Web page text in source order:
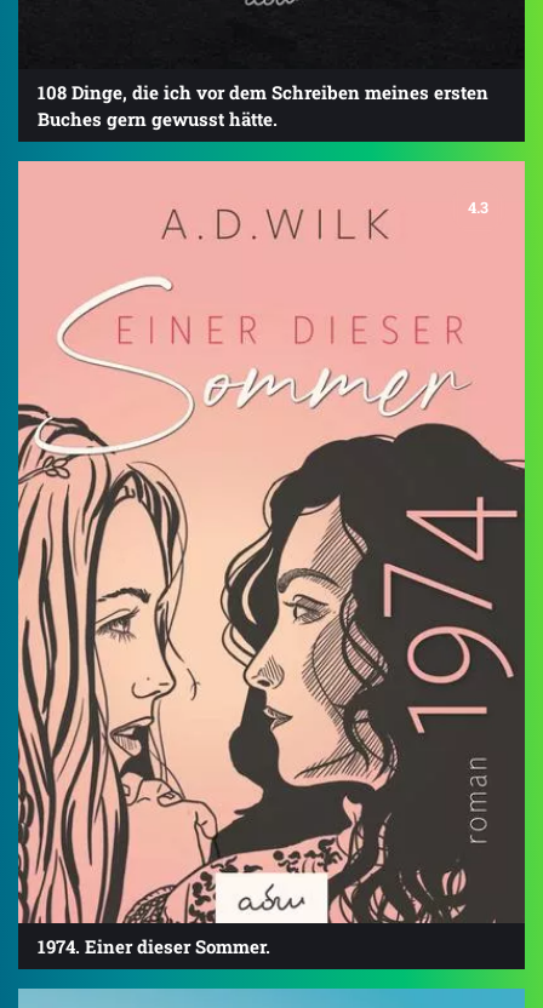
108 Dinge, die ich vor dem Schreiben meines ersten
Buches gern gewusst hätte.
4.3
1974. Einer dieser Sommer.